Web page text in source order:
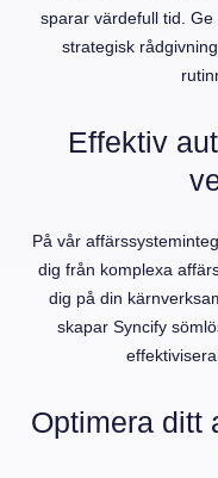
sparar värdefull tid.
strategisk
Effektiv
På vår
dig från komplexa
dig på din
skapar Syncify
Optimera ditt